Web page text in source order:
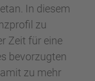
In diesem
zu
Zeit für eine
bevorzugten
zu mehr